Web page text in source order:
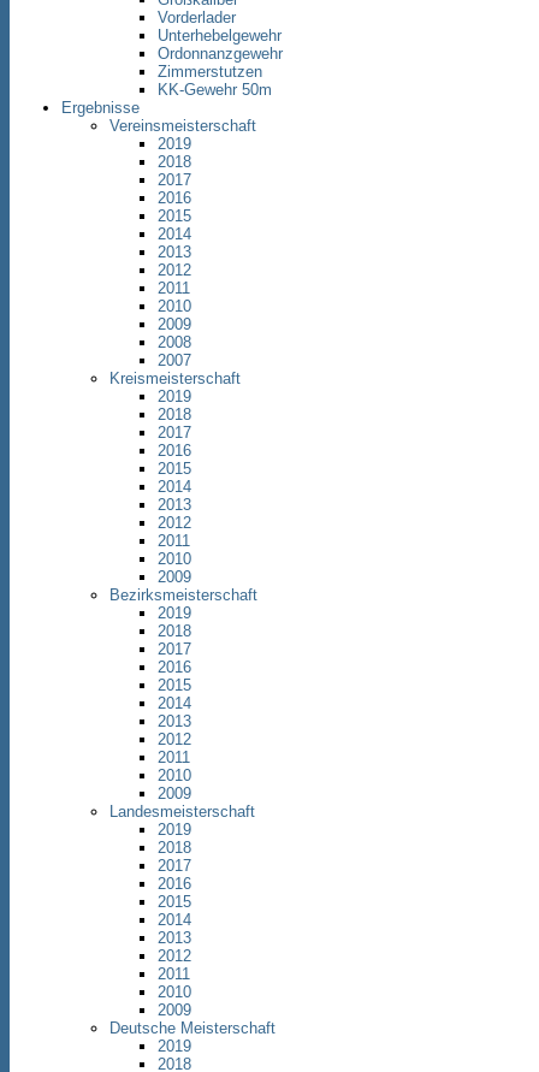
Vorderlader
Unterhebelgewehr
Ordonnanzgewehr
Zimmerstutzen
KK-Gewehr 50m
Ergebnisse
Vereinsmeisterschaft
2019
2018
2017
2016
2015
2014
2013
2012
2011
2010
2009
2008
2007
Kreismeisterschaft
2019
2018
2017
2016
2015
2014
2013
2012
2011
2010
2009
Bezirksmeisterschaft
2019
2018
2017
2016
2015
2014
2013
2012
2011
2010
2009
Landesmeisterschaft
2019
2018
2017
2016
2015
2014
2013
2012
2011
2010
2009
Deutsche Meisterschaft
2019
2018